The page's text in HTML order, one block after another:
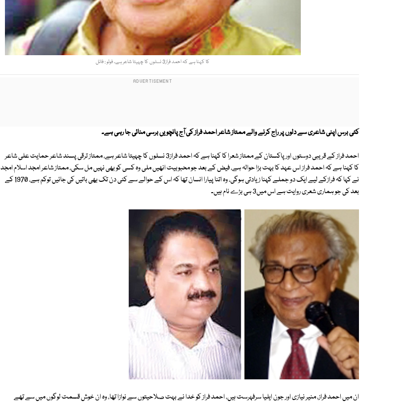
کا کہنا ہے کہ احمد فراز3 نسلوں کا چہیتا شاعر ہے۔ فوٹو : فائل
کئی برس اپنی شاعری سے دلوں پر راج کرنے والے ممتاز شاعر احمد فراز کی آج پانچویں برسی منائی جا رہی ہے۔
احمد فراز کے قریبی دوستوں اور پاکستان کے ممتاز شعرا کا کہنا ہے کہ احمد فراز3 نسلوں کا چہیتا شاعر ہے، ممتاز ترقی پسند شاعر حمایت علی شاعر
کا کہنا ہے کہ احمد فراز اس عہد کا بہت بڑا حوالہ ہے، فیض کے بعد جو محبوبیت انھیں ملی وہ کسی کو بھی نہیں مل سکی، ممتاز شاعر امجد اسلام امجد
نے کہا کہ فرازکے لیے ایک دو جملے کہنا زیادتی ہوگی، وہ اتنا پیارا انسان تھا کہ اس کے حوالے سے کئی دن تک بھی باتیں کی جائیں توکم ہے، 1970 کے
بعد کی جو ہماری شعری روایت ہے اس میں3 ہی بڑے نام ہیں۔
ان میں احمد فراز، منیر نیازی اور جون ایلیا سرفہرست ہیں، احمد فراز کو خدا نے بہت صلاحیتوں سے نوازا تھا، وہ ان خوش قسمت لوگوں میں سے تھے